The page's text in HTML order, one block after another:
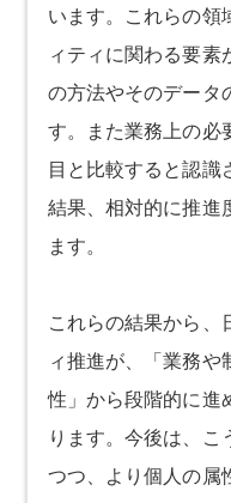
います。これらの領
ィティに関わる要素
の方法やそのデータ
す。また業務上の必
目と比較すると認識
結果、相対的に推進
ます。
これらの結果から、
ィ推進が、「業務や
性」から段階的に進
ります。今後は、こ
つつ、より個人の属